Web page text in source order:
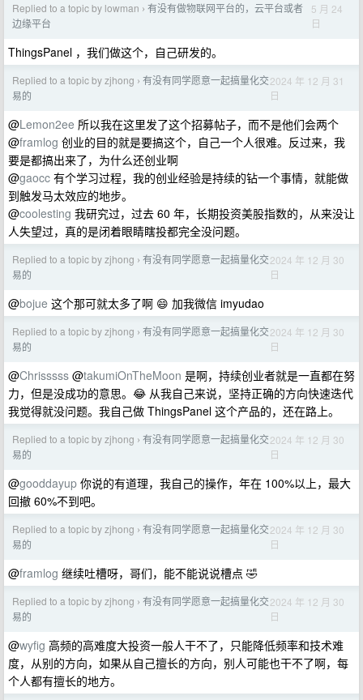
Replied to a topic by lowman › 有没有做物联网平台的，云平台或者
边缘平台
5 月 24
日
ThingsPanel ，我们做这个，自己研发的。
Replied to a topic by zjhong › 有没有同学愿意一起搞量化交
易的
2024 年 12 月 31
日
@Lemon2ee 所以我在这里发了这个招募帖子，而不是他们会两个
@framlog 创业的目的就是要搞这个，自己一个人很难。反过来，我
要是都搞出来了，为什么还创业啊
@gaocc 有个学习过程，我的创业经验是持续的钻一个事情，就能做
到触发马太效应的地步。
@coolesting 我研究过，过去 60 年，长期投资美股指数的，从来没让
人失望过，真的是闭着眼睛瞎投都完全没问题。
Replied to a topic by zjhong › 有没有同学愿意一起搞量化交
易的
2024 年 12 月 30
日
@bojue 这个那可就太多了啊 😄 加我微信 imyudao
Replied to a topic by zjhong › 有没有同学愿意一起搞量化交
易的
2024 年 12 月 30
日
@Chrisssss @takumiOnTheMoon 是啊，持续创业者就是一直都在努
力，但是没成功的意思。😂 从我自己来说，坚持正确的方向快速迭代
我觉得就没问题。我自己做 ThingsPanel 这个产品的，还在路上。
Replied to a topic by zjhong › 有没有同学愿意一起搞量化交
易的
2024 年 12 月 30
日
@gooddayup 你说的有道理，我自己的操作，年在 100%以上，最大
回撤 60%不到吧。
Replied to a topic by zjhong › 有没有同学愿意一起搞量化交
易的
2024 年 12 月 30
日
@framlog 继续吐槽呀，哥们，能不能说说槽点 🤣
Replied to a topic by zjhong › 有没有同学愿意一起搞量化交
易的
2024 年 12 月 30
日
@wyfig 高频的高难度大投资一般人干不了，只能降低频率和技术难
度，从别的方向，如果从自己擅长的方向，别人可能也干不了啊，每
个人都有擅长的地方。